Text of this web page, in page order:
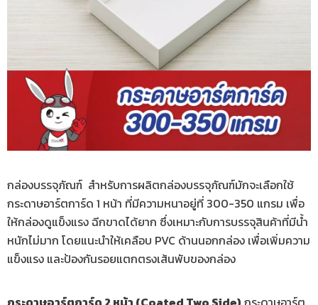
กล่องบรรจุภัณฑ์ สำหรับการผลิตกล่องบรรจุภัณฑ์มักจะเลือกใช้
กระดาษอาร์ตการ์ด 1 หน้า ที่มีความหนาอยู่ที่ 300-350 แกรม เพื่อ
ให้กล่องดูแข็งแรง ฉีกขาดได้ยาก ซึ่งเหมาะกับการบรรจุสินค้าที่มีน้ำ
หนักไม่มาก โดยแนะนำให้เคลือบ PVC ด้านนอกกล่อง เพื่อเพิ่มความ
แข็งแรง และป้องกันรอยแตกตรงเส้นพับของกล่อง